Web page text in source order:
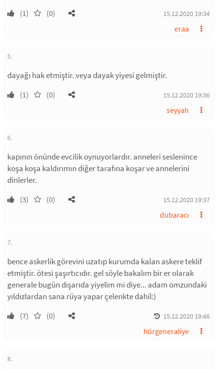
(1) (0) 15.12.2020 19:34
eraa
5.
dayağı hak etmiştir. veya dayak yiyesi gelmiştir.
(1) (0) 15.12.2020 19:36
seyyah
6.
kapının önünde evcilik oynuyorlardır. anneleri seslenince
koşa koşa kaldırımın diğer tarafına koşar ve annelerini
dinlerler.
(3) (0) 15.12.2020 19:37
dubaracı
7.
bence askerlik görevini uzatıp kurumda kalan askere teklif
etmiştir. ötesi şaşırtıcıdır. gel söyle bakalım bir er olarak
generale bugün dışarıda yiyelim mi diye... adam omzundaki
yıldızlardan sana rüya yapar çelenkte dahil:)
(7) (0) 15.12.2020 19:46
hürgeneraliye
8.